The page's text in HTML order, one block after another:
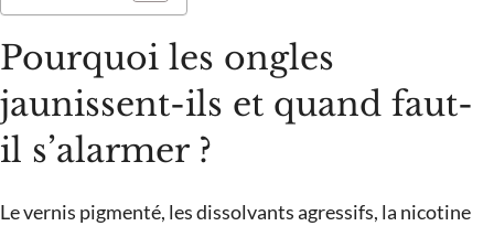
Pourquoi les ongles
jaunissent-ils et quand faut-
il s’alarmer ?
Le vernis pigmenté, les dissolvants agressifs, la nicotine